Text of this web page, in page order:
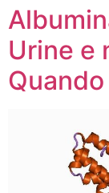
Urine e